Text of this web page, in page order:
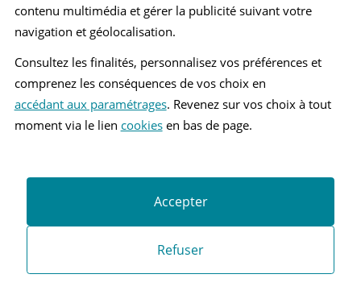
Comparer deux véhicules
Recherche
Recherche avancée
contenu multimédia et gérer la publicité suivant votre
navigation et géolocalisation.
Consultez les finalités, personnalisez vos préférences et
comprenez les conséquences de vos choix en
accédant aux paramétrages. Revenez sur vos choix à tout
moment via le lien cookiesen bas de page.
Refuser
Accepter